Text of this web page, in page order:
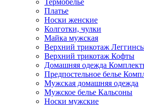
Термобелье
Платье
Носки женские
Колготки, чулки
Майка мужская
Верхний трикотаж
Верхний трикотаж Кофты
Домашняя одежда
Предпостельное белье
Мужская домашняя одежда
Мужское белье Кальсоны
Носки мужские